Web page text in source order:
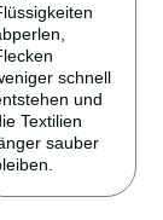
schnell
und
Textilien
sauber